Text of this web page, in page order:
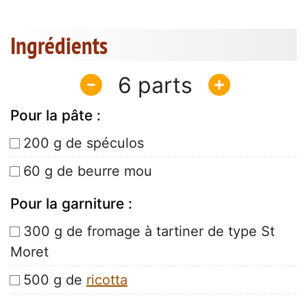
Ingrédients
6
Pour la pâte :
200 g de spéculos
60 g de beurre mou
Pour la garniture :
300 g de fromage à tartiner de type St
Moret
500 g de ricotta